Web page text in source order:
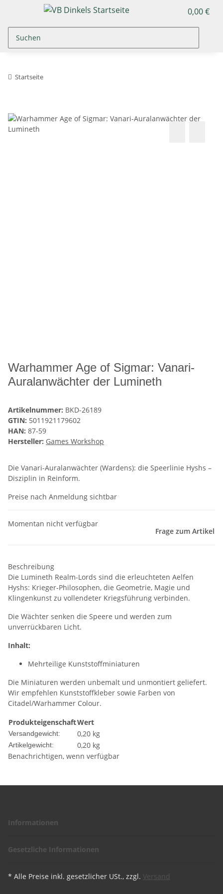
0,00 €
Startseite
Warhammer Age of Sigmar: Vanari-
Auralanwächter der Lumineth
Artikelnummer: BKD-26189
GTIN: 5011921179602
HAN: 87-59
Hersteller: Games Workshop
Die Vanari-Auralanwächter (Wardens): die Speerlinie Hyshs –
Disziplin in Reinform.
Preise nach Anmeldung sichtbar
Momentan nicht verfügbar
Frage zum Artikel
Beschreibung
Die Lumineth Realm-Lords sind die erleuchteten Aelfen
Hyshs: Krieger-Philosophen, die Geometrie, Magie und
Klingenkunst zu vollendeter Kriegsführung verbinden.
Die Wächter senken die Speere und werden zum
unverrückbaren Licht.
Inhalt:
Mehrteilige Kunststoffminiaturen
Die Miniaturen werden unbemalt und unmontiert geliefert.
Wir empfehlen Kunststoffkleber sowie Farben von
Citadel/Warhammer Colour.
ProdukteigenschaftWert
Versandgewicht: 0,20 kg
Artikelgewicht: 0,20 kg
Benachrichtigen, wenn verfügbar
Informationen
Gesetzliche Informationen
* Alle Preise inkl. gesetzlicher USt., zzgl. Versand